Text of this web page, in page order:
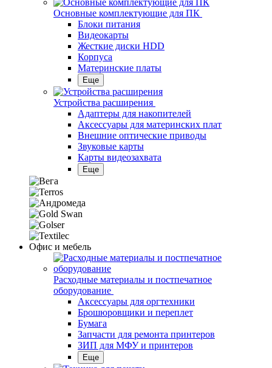
Основные комплектующие для ПК
Блоки питания
Видеокарты
Жесткие диски HDD
Корпуса
Материнские платы
Еще
Устройства расширения
Адаптеры для накопителей
Аксессуары для материнских плат
Внешние оптические приводы
Звуковые карты
Карты видеозахвата
Еще
Офис и мебель
Расходные материалы и постпечатное
оборудование
Аксессуары для оргтехники
Брошюровщики и переплет
Бумага
Запчасти для ремонта принтеров
ЗИП для МФУ и принтеров
Еще